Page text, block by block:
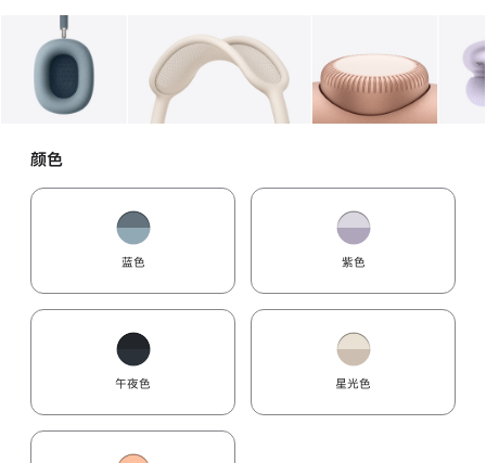
图库 1 图库 图像 图库 图像
颜色
蓝色 紫色
午夜色 星光色